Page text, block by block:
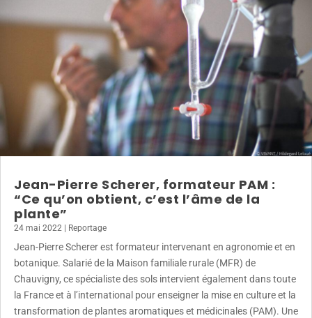
Jean-Pierre Scherer, formateur PAM :
“Ce qu’on obtient, c’est l’âme de la
plante”
24 mai 2022 Reportage
Jean-Pierre Scherer est formateur intervenant en agronomie et en
botanique. Salarié de la Maison familiale rurale (MFR) de
Chauvigny, ce spécialiste des sols intervient également dans toute
la France et à l’international pour enseigner la mise en culture et la
transformation de plantes aromatiques et médicinales (PAM). Une